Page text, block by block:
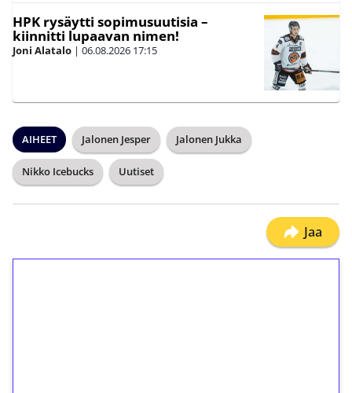
HPK rysäytti sopimusuutisia –
kiinnitti lupaavan nimen!
Joni Alatalo | 06.08.2026 17:15
AIHEET Jalonen Jesper Jalonen Jukka
Nikko Icebucks Uutiset
Jaa